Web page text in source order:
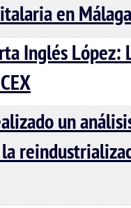
en
Inglés López:
un